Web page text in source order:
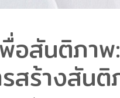
พื่อสันติภา
สร้างสัน